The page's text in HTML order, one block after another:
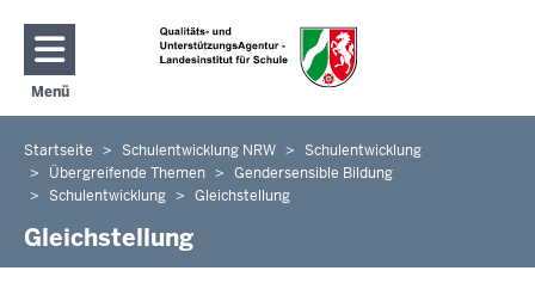
Direkt zum Inhalt
Menü
Navigation aktivieren/deaktivieren: Hauptmenü
Sie
befinden
hier
Startseite Schulentwicklung NRW
Schulentwicklung
Übergreifende Themen
Gendersensible Bildung
Schulentwicklung
Gleichstellung
Gleichstellung